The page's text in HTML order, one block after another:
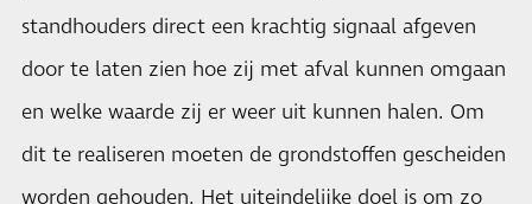
standhouders direct een krachtig signaal afgeven
door te laten zien hoe zij met afval kunnen omgaan
en welke waarde zij er weer uit kunnen halen. Om
dit te realiseren moeten de grondstoffen gescheiden
worden gehouden. Het uiteindelijke doel is om zo